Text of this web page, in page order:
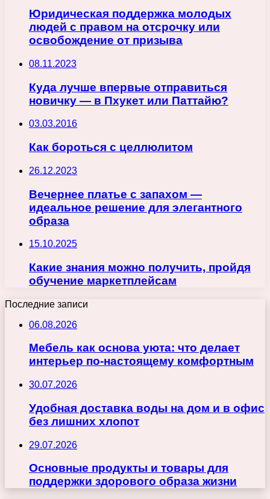
Юридическая поддержка молодых
людей с правом на отсрочку или
освобождение от призыва
08.11.2023
Куда лучше впервые отправиться
новичку — в Пхукет или Паттайю?
03.03.2016
Как бороться с целлюлитом
26.12.2023
Вечернее платье с запахом —
идеальное решение для элегантного
образа
15.10.2025
Какие знания можно получить, пройдя
обучение маркетплейсам
Последние записи
06.08.2026
Мебель как основа уюта: что делает
интерьер по-настоящему комфортным
30.07.2026
Удобная доставка воды на дом и в офис
без лишних хлопот
29.07.2026
Основные продукты и товары для
поддержки здорового образа жизни